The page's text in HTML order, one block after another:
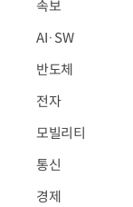
속보
AI·SW
반도체
전자
모빌리티
통신
경제